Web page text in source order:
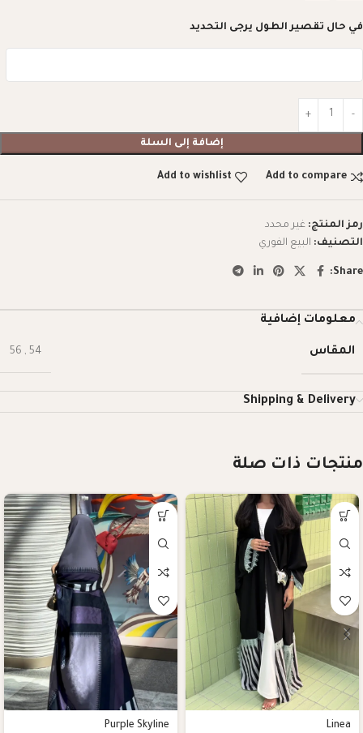
في حال تقصير الطول يرجى التحديد
إضافة إلى السلة
Add to compare
Add to wishlist
رمز المنتج: غير محدد
التصنيف: البيع الفوري
Share:
معلومات إضافية
المقاس 54
,
56
Shipping & Delivery
منتجات ذات صلة
Linea
Purple Skyline